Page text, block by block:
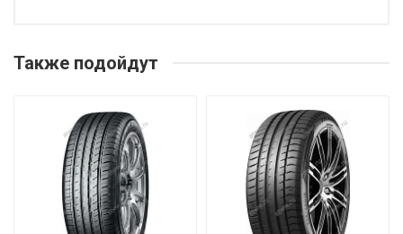
Continental EcoContact 7 205/45R18 90H
Continental EcoContact 7 215/60R17 96H
Continental EcoContact 7 235/50R20 100H
Continental EcoContact 7 255/40R20 104W
Также подойдут